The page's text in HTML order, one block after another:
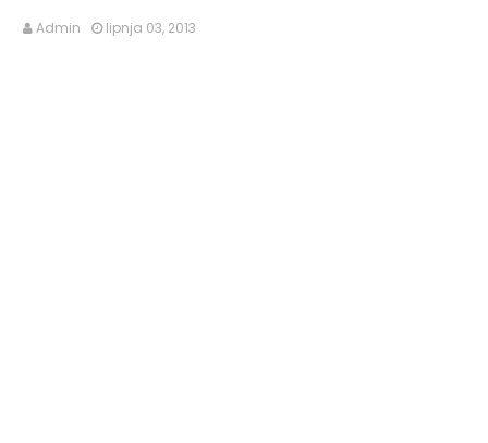
Admin lipnja 03, 2013